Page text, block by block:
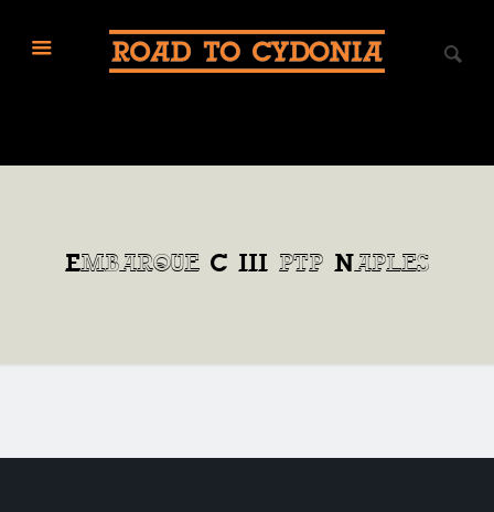
Embarque C III ptp Naples